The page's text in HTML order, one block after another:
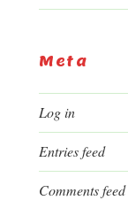
Meta
Log in
Entries feed
Comments feed